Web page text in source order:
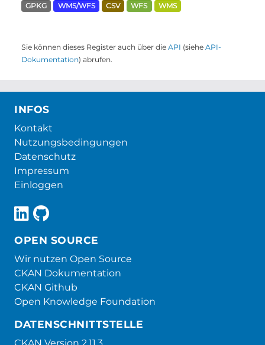
GPKG WMS/WFS CSV WFS WMS
Sie können dieses Register auch über die API (siehe API-
Dokumentation) abrufen.
INFOS
Kontakt
Nutzungsbedingungen
Datenschutz
Impressum
Einloggen
OPEN SOURCE
Wir nutzen Open Source
CKAN Dokumentation
CKAN Github
Open Knowledge Foundation
DATENSCHNITTSTELLE